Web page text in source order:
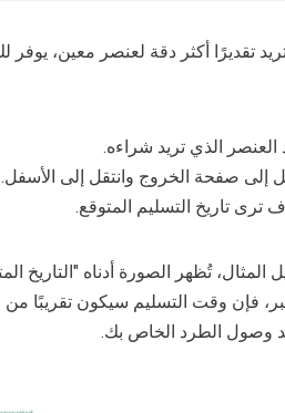
العنصر الذي تريد شراءه.
إلى صفحة الخروج وانتقل إلى الأسفل.
ترى تاريخ التسليم المتوقع.
وصول الطرد الخاص بك.